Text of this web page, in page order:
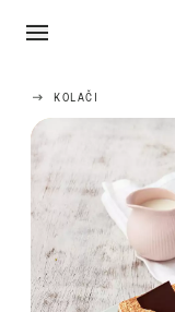
KOLAČI